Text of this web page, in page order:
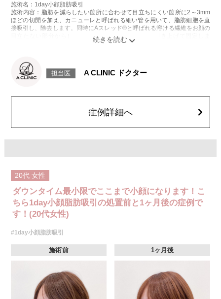
施術名：1day小顔脂肪吸引
施術内容：脂肪を減らしたい箇所に合わせて目立ちにくい箇所に2～3mm
ほどの切開を加え、カニューレと呼ばれる細い管を用いて、脂肪細胞を直
接吸引し、除去します。同時にAスレッド®と呼ばれる溶ける繊維をお顔の
目立たない部分から皮下へ挿入し、皮膚を内側から引き上げて固定しま
感などが術後一時的に生じることがございます。また、稀に貧血、細菌感
染症、左右差、施術箇所の知覚鈍麻、ぼこつき、硬結、瘢痕化、色素沈
顔の脂肪吸引箇所の追加 1ヶ所ごと+162,800円(税込)
オプション：笑気麻酔 3,300円(税込)
担当医 A CLINIC ドクター
症例詳細へ
20代 女性
ダウンタイム最小限でここまで小顔になります！こ
ちら1day小顔脂肪吸引の処置前と1ヶ月後の症例で
す！(20代女性)
#1day小顔脂肪吸引
施術前 1ヶ月後